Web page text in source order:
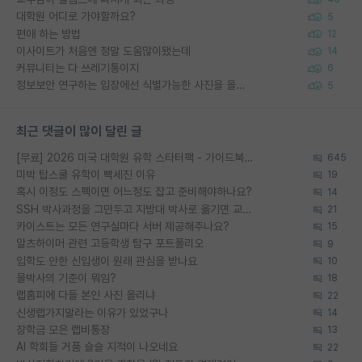
대학원 어디로 가야할까요? 5
편애 하는 방법 12
이사이트가 처음엔 정말 도움많이됐는데 14
커뮤니티는 다 쓰레기통이지 6
정보보안 연구하는 입장에선 식별가능한 사진을 올리는건 비추이긴함 5
최근 댓글이 많이 달린 글
[무료] 2026 미국 대학원 유학 스타터팩 - 가이드북 & 합격자 컨택메일 템플릿 645
미박 탑스쿨 유학이 빡세진 이유 19
혹시 이정도 스펙이면 어느정도 잡고 준비해야하나요? 14
SSH 박사과정을 그만두고 지방대 박사로 옮기면 교수의 꿈은 끝일까요? 21
카이스트는 모든 연구실마다 서버 제공해주나요? 15
알츠하이머 관련 고등학생 탐구 포트폴리오 9
입학도 안한 신입생이 원래 관심을 받나요 10
물박사의 기준이 뭐임? 18
랩홈피에 다들 본인 사진 올리냐 22
신생랩가지말라는 이유가 있었구나 14
장학금 모은 랩비통장 13
AI 학회들 거품 슬슬 지적이 나오네요 22